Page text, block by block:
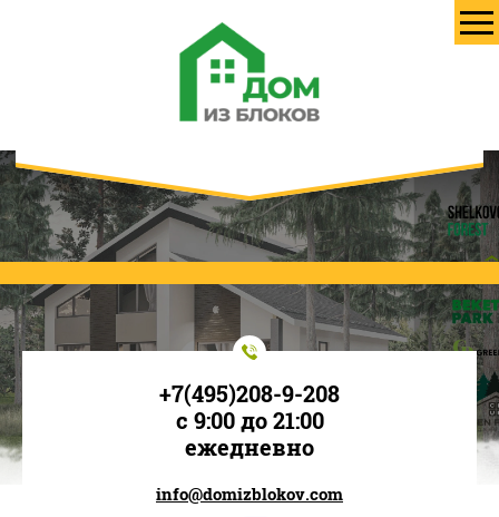
+7(495)208-9-208
с 9:00 до 21:00
ежедневно
info@domizblokov.com